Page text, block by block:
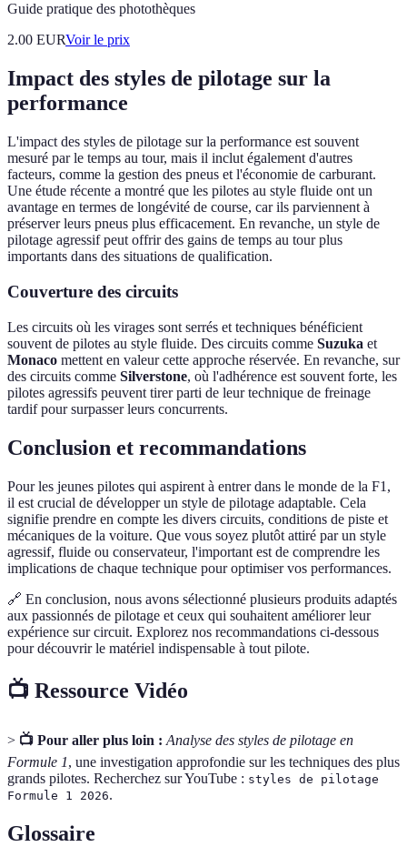
Guide pratique des photothèques
2.00 EURVoir le prix
Impact des styles de pilotage sur la
performance
L'impact des styles de pilotage sur la performance est souvent
mesuré par le temps au tour, mais il inclut également d'autres
facteurs, comme la gestion des pneus et l'économie de carburant.
Une étude récente a montré que les pilotes au style fluide ont un
avantage en termes de longévité de course, car ils parviennent à
préserver leurs pneus plus efficacement. En revanche, un style de
pilotage agressif peut offrir des gains de temps au tour plus
importants dans des situations de qualification.
Couverture des circuits
Les circuits où les virages sont serrés et techniques bénéficient
souvent de pilotes au style fluide. Des circuits comme Suzuka et
Monaco mettent en valeur cette approche réservée. En revanche, sur
des circuits comme Silverstone, où l'adhérence est souvent forte, les
pilotes agressifs peuvent tirer parti de leur technique de freinage
tardif pour surpasser leurs concurrents.
Conclusion et recommandations
Pour les jeunes pilotes qui aspirent à entrer dans le monde de la F1,
il est crucial de développer un style de pilotage adaptable. Cela
signifie prendre en compte les divers circuits, conditions de piste et
mécaniques de la voiture. Que vous soyez plutôt attiré par un style
agressif, fluide ou conservateur, l'important est de comprendre les
implications de chaque technique pour optimiser vos performances.
🔗 En conclusion, nous avons sélectionné plusieurs produits adaptés
aux passionnés de pilotage et ceux qui souhaitent améliorer leur
expérience sur circuit. Explorez nos recommandations ci-dessous
pour découvrir le matériel indispensable à tout pilote.
📺 Ressource Vidéo
> 📺 Pour aller plus loin : Analyse des styles de pilotage en
Formule 1, une investigation approfondie sur les techniques des plus
grands pilotes. Recherchez sur YouTube : styles de pilotage
Formule 1 2026.
Glossaire